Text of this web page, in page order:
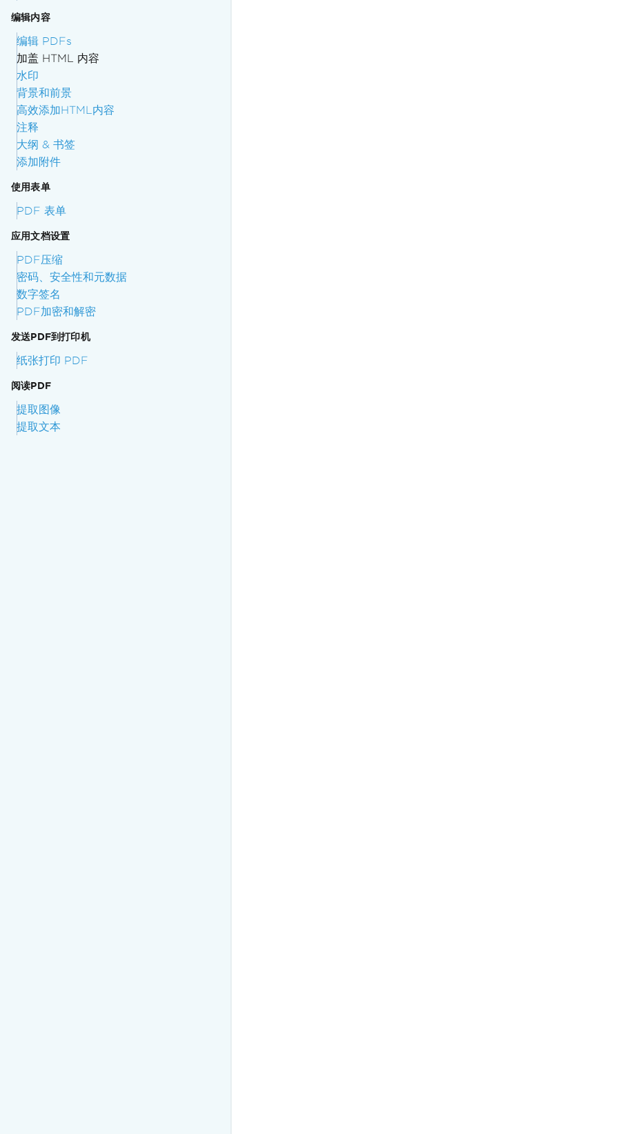
编辑内容
编辑 PDFs
加盖 HTML 内容
水印
背景和前景
高效添加HTML内容
注释
大纲 & 书签
添加附件
使用表单
PDF 表单
应用文档设置
PDF压缩
密码、安全性和元数据
数字签名
PDF加密和解密
发送PDF到打印机
纸张打印 PDF
阅读PDF
提取图像
提取文本